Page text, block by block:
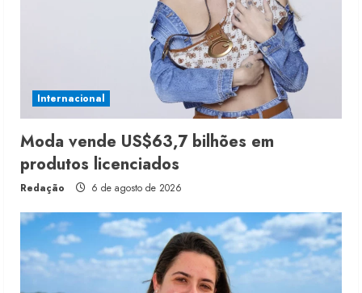
Internacional
Moda vende US$63,7 bilhões em
produtos licenciados
Redação 6 de agosto de 2026